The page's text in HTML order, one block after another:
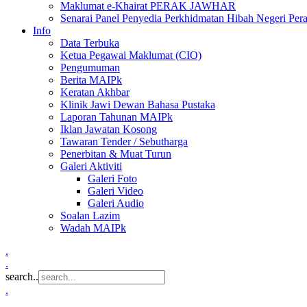
Maklumat e-Khairat PERAK JAWHAR
Senarai Panel Penyedia Perkhidmatan Hibah Negeri
Info
Data Terbuka
Ketua Pegawai Maklumat (CIO)
Pengumuman
Berita MAIPk
Keratan Akhbar
Klinik Jawi Dewan Bahasa Pustaka
Laporan Tahunan MAIPk
Iklan Jawatan Kosong
Tawaran Tender / Sebutharga
Penerbitan & Muat Turun
Galeri Aktiviti
Galeri Foto
Galeri Video
Galeri Audio
Soalan Lazim
Wadah MAIPk
.
.
search..
.